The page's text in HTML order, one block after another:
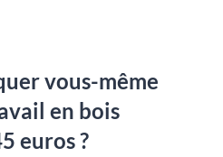
vous-même
en bois
euros ?